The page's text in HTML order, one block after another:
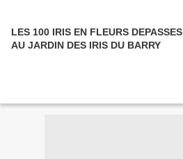
LES 100 IRIS EN FLEURS DEPASSES
AU JARDIN DES IRIS DU BARRY